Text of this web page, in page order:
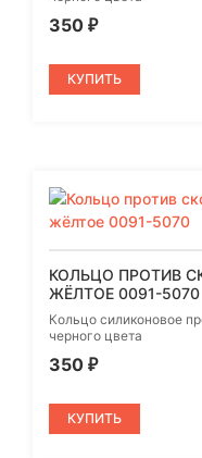
350 ₽
КУПИТЬ
КОЛЬЦО ПРОТИВ
ЖЁЛТОЕ 0091-5070
Кольцо силиконовое
черного цвета
350 ₽
КУПИТЬ